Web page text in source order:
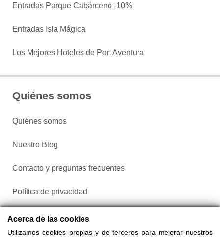
Entradas Parque Cabárceno -10%
Entradas Isla Mágica
Los Mejores Hoteles de Port Aventura
Quiénes somos
Quiénes somos
Nuestro Blog
Contacto y preguntas frecuentes
Política de privacidad
Configurar cookies
Acerca de las cookies
Utilizamos cookies propias y de terceros para mejorar nuestros